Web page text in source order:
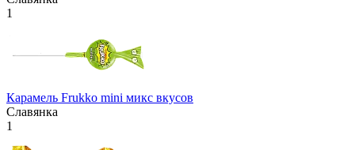
1
Карамель Frukko mini микс вкусов
Славянка
1